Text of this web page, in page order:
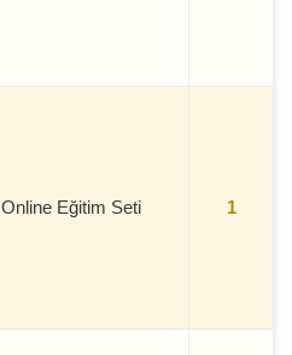
Online Eğitim Seti 1